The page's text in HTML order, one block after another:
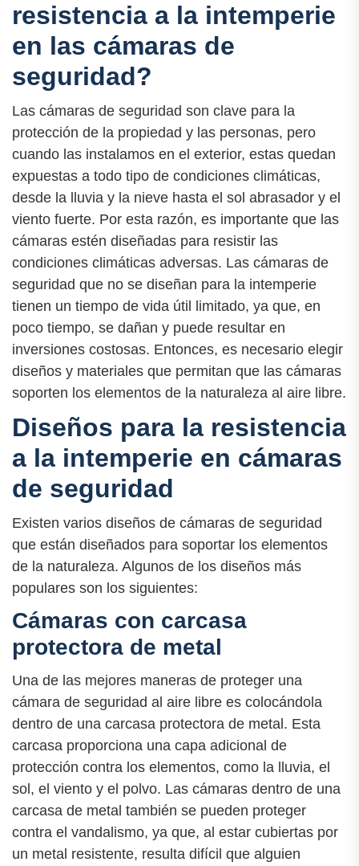
resistencia a la intemperie
en las cámaras de
seguridad?
Las cámaras de seguridad son clave para la
protección de la propiedad y las personas, pero
cuando las instalamos en el exterior, estas quedan
expuestas a todo tipo de condiciones climáticas,
desde la lluvia y la nieve hasta el sol abrasador y el
viento fuerte. Por esta razón, es importante que las
cámaras estén diseñadas para resistir las
condiciones climáticas adversas. Las cámaras de
seguridad que no se diseñan para la intemperie
tienen un tiempo de vida útil limitado, ya que, en
poco tiempo, se dañan y puede resultar en
inversiones costosas. Entonces, es necesario elegir
diseños y materiales que permitan que las cámaras
soporten los elementos de la naturaleza al aire libre.
Diseños para la resistencia
a la intemperie en cámaras
de seguridad
Existen varios diseños de cámaras de seguridad
que están diseñados para soportar los elementos
de la naturaleza. Algunos de los diseños más
populares son los siguientes:
Cámaras con carcasa
protectora de metal
Una de las mejores maneras de proteger una
cámara de seguridad al aire libre es colocándola
dentro de una carcasa protectora de metal. Esta
carcasa proporciona una capa adicional de
protección contra los elementos, como la lluvia, el
sol, el viento y el polvo. Las cámaras dentro de una
carcasa de metal también se pueden proteger
contra el vandalismo, ya que, al estar cubiertas por
un metal resistente, resulta difícil que alguien